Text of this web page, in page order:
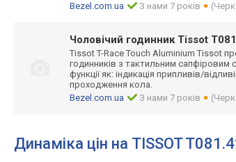
Bezel.com.ua
З нами 7 років
Чоловічий годинник Tissot
Tissot T-Race Touch Aluminium Tissot
годинників з тактильним сапфіровим
функції як: індикація припливів/
проходження кола.
Bezel.com.ua
З нами 7 років
Динаміка цін на TISSOT